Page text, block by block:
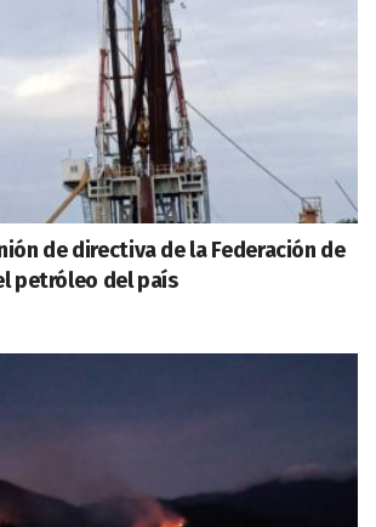
de directiva de la Federación de
petróleo del país